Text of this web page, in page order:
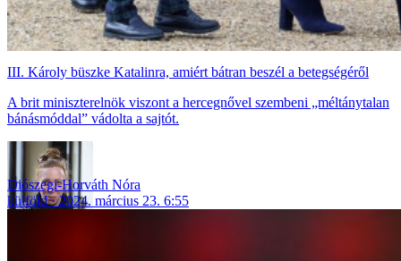
III. Károly büszke Katalinra, amiért bátran beszél a betegségéről
A brit miniszterelnök viszont a hercegnővel szembeni „méltánytalan
bánásmóddal” vádolta a sajtót.
Diószegi-Horváth Nóra
külföld
2024. március 23. 6:55